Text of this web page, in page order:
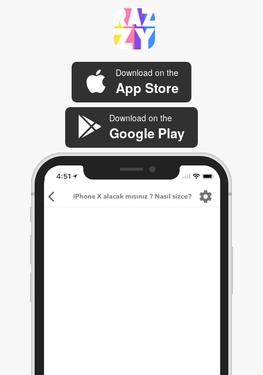
Download on the
App Store
Download on the
Google Play